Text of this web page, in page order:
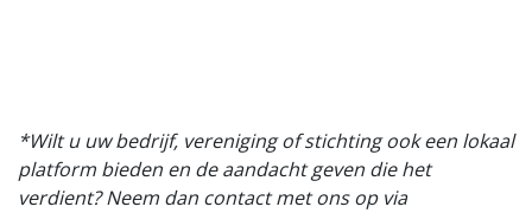
*Wilt u uw bedrijf, vereniging of stichting ook een lokaal
platform bieden en de aandacht geven die het
verdient? Neem dan contact met ons op via